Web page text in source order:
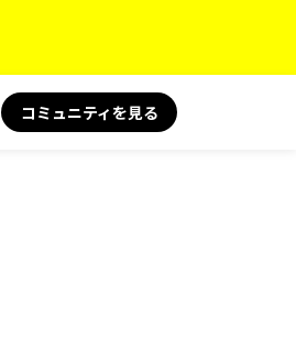
コミュニティを見る